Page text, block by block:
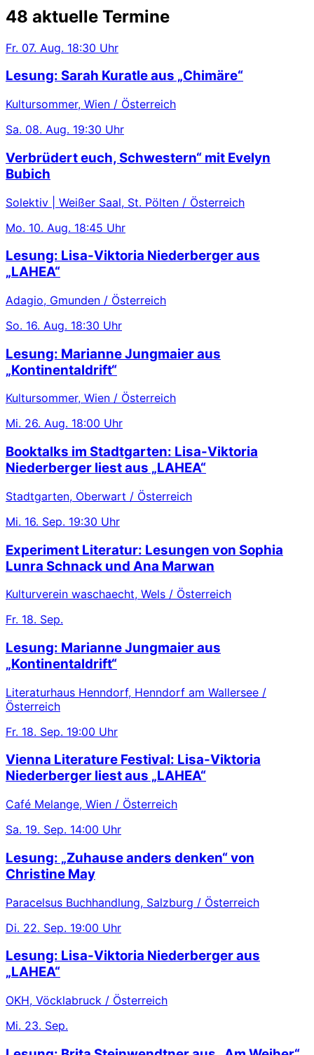
48 aktuelle Termine
Fr. 07. Aug. 18:30 Uhr
Lesung: Sarah Kuratle aus „Chimäre“
Kultursommer, Wien / Österreich
Sa. 08. Aug. 19:30 Uhr
Verbrüdert euch, Schwestern“ mit Evelyn
Bubich
Solektiv | Weißer Saal, St. Pölten / Österreich
Mo. 10. Aug. 18:45 Uhr
Lesung: Lisa-Viktoria Niederberger aus
„LAHEA“
Adagio, Gmunden / Österreich
So. 16. Aug. 18:30 Uhr
Lesung: Marianne Jungmaier aus
„Kontinentaldrift“
Kultursommer, Wien / Österreich
Mi. 26. Aug. 18:00 Uhr
Booktalks im Stadtgarten: Lisa-Viktoria
Niederberger liest aus „LAHEA“
Stadtgarten, Oberwart / Österreich
Mi. 16. Sep. 19:30 Uhr
Experiment Literatur: Lesungen von Sophia
Lunra Schnack und Ana Marwan
Kulturverein waschaecht, Wels / Österreich
Fr. 18. Sep.
Lesung: Marianne Jungmaier aus
„Kontinentaldrift“
Literaturhaus Henndorf, Henndorf am Wallersee /
Österreich
Fr. 18. Sep. 19:00 Uhr
Vienna Literature Festival: Lisa-Viktoria
Niederberger liest aus „LAHEA“
Café Melange, Wien / Österreich
Sa. 19. Sep. 14:00 Uhr
Lesung: „Zuhause anders denken“ von
Christine May
Paracelsus Buchhandlung, Salzburg / Österreich
Di. 22. Sep. 19:00 Uhr
Lesung: Lisa-Viktoria Niederberger aus
„LAHEA“
OKH, Vöcklabruck / Österreich
Mi. 23. Sep.